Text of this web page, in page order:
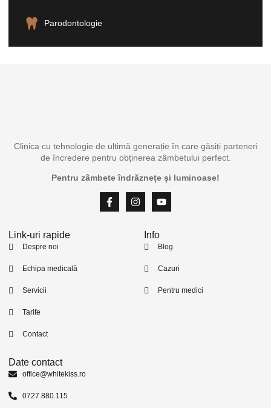
Parodontologie
Clinica cu tehnologie de ultimă generație în care găsiți parteneri
de încredere pentru obținerea zâmbetului perfect.
Pentru zâmbete îndrăznețe și luminoase!
Link-uri rapide
Despre noi
Echipa medicală
Servicii
Tarife
Contact
Info
Blog
Cazuri
Pentru medici
Date contact
office@whitekiss.ro
0727.880.115